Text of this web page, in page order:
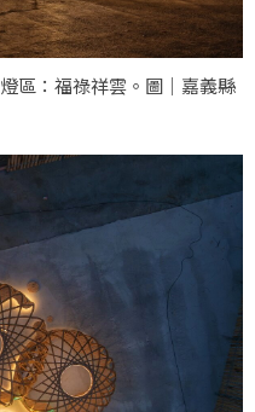
區：福祿祥雲。圖｜嘉義縣